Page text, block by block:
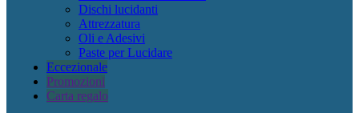
Dischi lucidanti
Attrezzatura
Oli e Adesivi
Paste per Lucidare
Eccezionale
Promozioni
Carta regalo